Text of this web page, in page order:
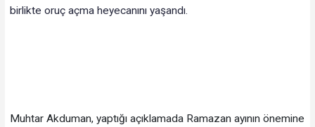
birlikte oruç açma heyecanını yaşandı.
Muhtar Akduman, yaptığı açıklamada Ramazan ayının önemine